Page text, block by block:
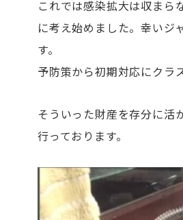
これでは感染拡大は収まら
に考え始めました。幸いジ
す。
予防策から初期対応にクラ
そういった財産を存分に活
行っております。